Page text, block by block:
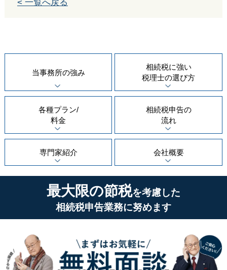
< 一覧へ戻る
当事務所の強み
相続税に強い
税理士の選び方
各種プラン/
料金
相続税申告の
流れ
専門家紹介 会社概要
最大限の節税を考慮した
相続税申告業務に努めます